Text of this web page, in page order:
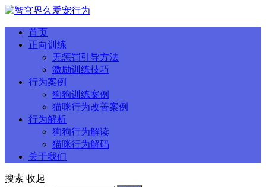
首页
正向训练
无惩罚引导方法
激励训练技巧
行为案例
狗狗训练案例
猫咪行为改善案例
行为解析
狗狗行为解读
猫咪行为解码
关于我们
搜索 收起